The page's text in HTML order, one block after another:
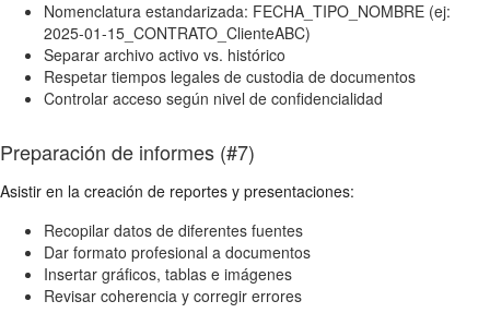
Nomenclatura estandarizada: FECHA_TIPO_NOMBRE (ej:
2025-01-15_CONTRATO_ClienteABC)
Separar archivo activo vs. histórico
Respetar tiempos legales de custodia de documentos
Controlar acceso según nivel de confidencialidad
Preparación de informes (#7)
Asistir en la creación de reportes y presentaciones:
Recopilar datos de diferentes fuentes
Dar formato profesional a documentos
Insertar gráficos, tablas e imágenes
Revisar coherencia y corregir errores